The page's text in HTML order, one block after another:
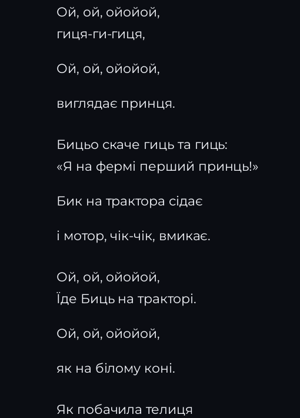
Ой, ой, ойойой,
гиця-ги-гиця,
Ой, ой, ойойой,
виглядає принця.
Бицьо скаче гиць та гиць:
«Я на фермі перший принць!»
Бик на трактора сідає
і мотор, чік-чік, вмикає.
Ой, ой, ойойой,
Їде Биць на тракторі.
Ой, ой, ойойой,
як на білому коні.
Як побачила телиця